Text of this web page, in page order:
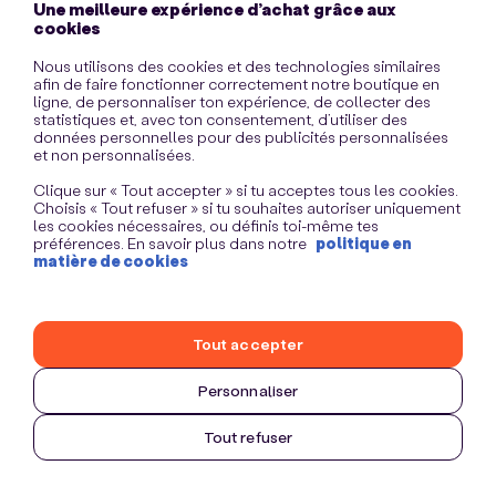
Une meilleure expérience d’achat grâce aux
cookies
Nous utilisons des cookies et des technologies similaires
afin de faire fonctionner correctement notre boutique en
ligne, de personnaliser ton expérience, de collecter des
statistiques et, avec ton consentement, d’utiliser des
données personnelles pour des publicités personnalisées
et non personnalisées.
Clique sur « Tout accepter » si tu acceptes tous les cookies.
Choisis « Tout refuser » si tu souhaites autoriser uniquement
les cookies nécessaires, ou définis toi-même tes
préférences. En savoir plus dans notre politique en
matière de cookies
Personnaliser
Tout refuser
Tout accepter